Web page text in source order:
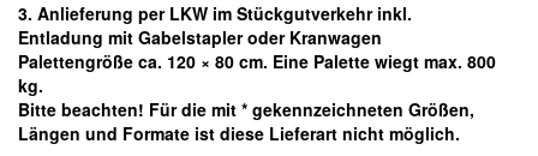
3. Anlieferung per LKW im Stückgutverkehr inkl.
Entladung mit Gabelstapler oder Kranwagen
Palettengröße ca. 120 × 80 cm. Eine Palette wiegt max. 800
kg.
Bitte beachten! Für die mit * gekennzeichneten Größen,
Längen und Formate ist diese Lieferart nicht möglich.